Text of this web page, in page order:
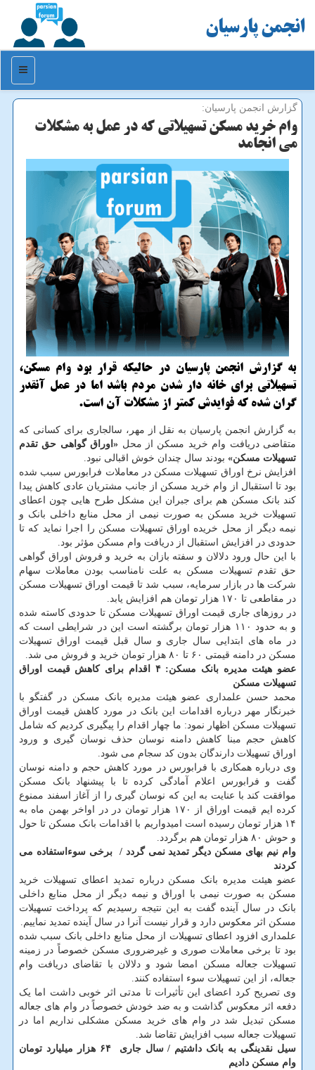
انجمن پارسیان
منو
گزارش انجمن پارسیان:
وام خرید مسکن تسهیلاتی که در عمل به مشکلات
می انجامد
به گزارش انجمن پارسیان در حالیکه قرار بود وام مسکن،
تسهیلاتی برای خانه دار شدن مردم باشد اما در عمل آنقدر
گران شده که فوایدش کمتر از مشکلات آن است.
به گزارش انجمن پارسیان به نقل از مهر، سالجاری برای کسانی که
متقاضی دریافت وام خرید مسکن از محل «اوراق گواهی حق تقدم
تسهیلات مسکن» بودند سال چندان خوش اقبالی نبود.
افزایش نرخ اوراق تسهیلات مسکن در معاملات فرابورس سبب شده
بود تا استقبال از وام خرید مسکن از جانب مشتریان عادی کاهش پیدا
کند بانک مسکن هم برای جبران این مشکل طرح هایی چون اعطای
تسهیلات خرید مسکن به صورت نیمی از محل منابع داخلی بانک و
نیمه دیگر از محل خریده اوراق تسهیلات مسکن را اجرا نماید که تا
حدودی در افزایش استقبال از دریافت وام مسکن مؤثر بود.
با این حال ورود دلالان و سفته بازان به خرید و فروش اوراق گواهی
حق تقدم تسهیلات مسکن به علت نامناسب بودن معاملات سهام
شرکت ها در بازار سرمایه، سبب شد تا قیمت اوراق تسهیلات مسکن
در مقاطعی تا ۱۷۰ هزار تومان هم افزایش یابد.
در روزهای جاری قیمت اوراق تسهیلات مسکن تا حدودی کاسته شده
و به حدود ۱۱۰ هزار تومان برگشته است این در شرایطی است که
در ماه های ابتدایی سال جاری و سال قبل قیمت اوراق تسهیلات
مسکن در دامنه قیمتی ۶۰ تا ۸۰ هزار تومان خرید و فروش می شد.
عضو هیئت مدیره بانک مسکن: ۴ اقدام برای کاهش قیمت اوراق
تسهیلات مسکن
محمد حسن علمداری عضو هیئت مدیره بانک مسکن در گفتگو با
خبرنگار مهر درباره اقدامات این بانک در مورد کاهش قیمت اوراق
تسهیلات مسکن اظهار نمود: ما چهار اقدام را پیگیری کردیم که شامل
کاهش حجم مبنا کاهش دامنه نوسان حذف نوسان گیری و ورود
اوراق تسهیلات دارندگان بدون کد سجام می شود.
وی درباره همکاری با فرابورس در مورد کاهش حجم و دامنه نوسان
گفت و فرابورس اعلام آمادگی کرده تا با پیشنهاد بانک مسکن
موافقت کند با عنایت به این که نوسان گیری را از آغاز اسفند ممنوع
کرده ایم قیمت اوراق از ۱۷۰ هزار تومان در در اواخر بهمن ماه به
۱۴ هزار تومان رسیده است امیدواریم با اقدامات بانک مسکن تا حول
و حوش ۸۰ هزار تومان هم برگردد.
وام نیم بهای مسکن دیگر تمدید نمی گردد / ‬ برخی سوءاستفاده می
کردند
عضو هیئت مدیره بانک مسکن درباره تمدید اعطای تسهیلات خرید
مسکن به صورت نیمی با اوراق و نیمه دیگر از محل منابع داخلی
بانک در سال آینده گفت به این نتیجه رسیدیم که پرداخت تسهیلات
مسکن اثر معکوس دارد و قرار نیست آنرا در سال آینده تمدید نماییم.
علمداری افزود اعطای تسهیلات از محل منابع داخلی بانک سبب شده
بود تا برخی معاملات صوری و غیرضروری مسکن خصوصاً در زمینه
تسهیلات جعاله مسکن امضا شود و دلالان با تقاضای دریافت وام
جعاله، از این تسهیلات سوء استفاده کنند.
وی تصریح کرد اعضای این تأثیرات تا مدتی اثر خوبی داشت اما یک
دفعه اثر معکوس گذاشت و به ضد خودش خصوصاً در وام های جعاله
مسکن تبدیل شد در وام های خرید مسکن مشکلی نداریم اما در
تسهیلات جعاله سبب افزایش تقاضا شد.
سیل نقدینگی به بانک داشتیم / سال جاری ‬ ۶۴ هزار میلیارد تومان
وام مسکن دادیم